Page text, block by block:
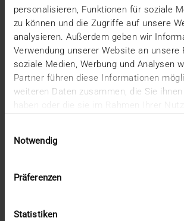
personalisieren, Funktionen für soziale
zu können und die Zugriffe auf unsere
analysieren. Außerdem geben wir
Verwendung unserer Website an unsere
soziale Medien, Werbung und Analysen
Partner führen diese Informationen
weiteren Daten zusammen, die Sie
Notwendig
Präferenzen
Statistiken
Die zunehmende Vernetzung über
Institutionen und Grenzen hinweg ist
bestimmenden…
VISUS HEALTH IT
MEHR ERFAHREN